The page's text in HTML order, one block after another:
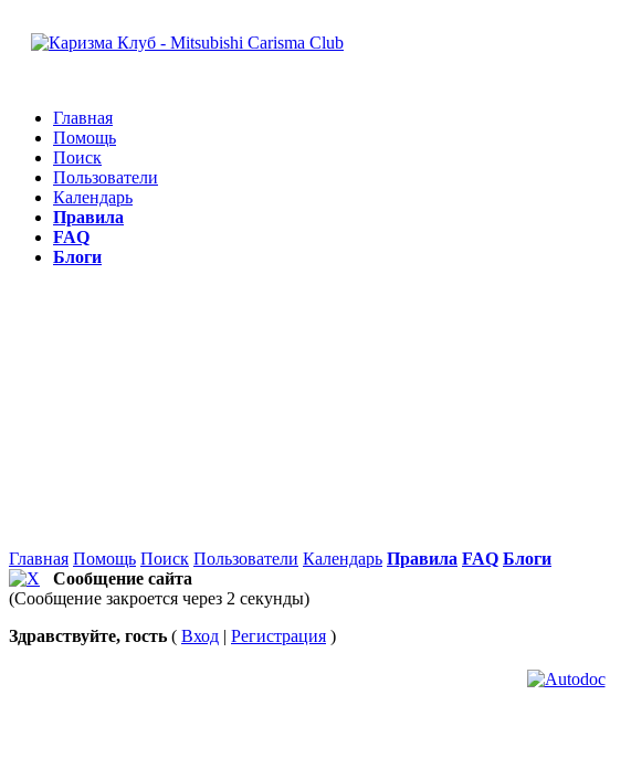
Главная
Помощь
Поиск
Пользователи
Календарь
Правила
FAQ
Блоги
Главная Помощь Поиск Пользователи Календарь Правила FAQ Блоги
Сообщение сайта
(Сообщение закроется через 2 секунды)
Здравствуйте, гость ( Вход | Регистрация )